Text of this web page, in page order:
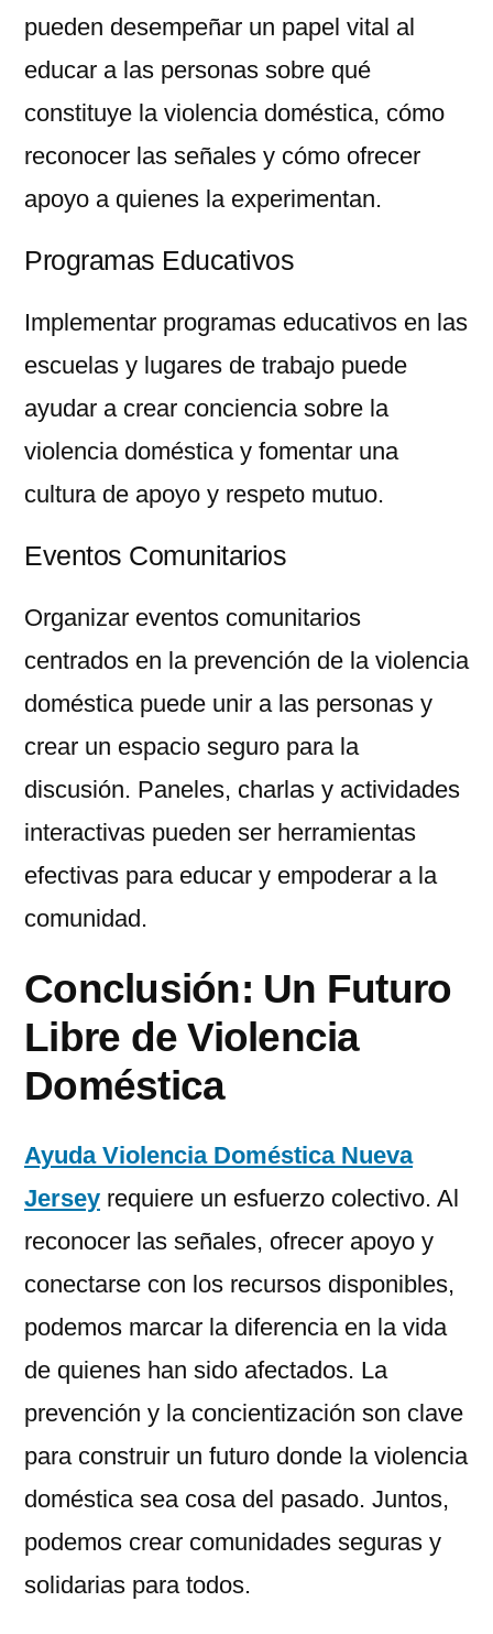
pueden desempeñar un papel vital al
educar a las personas sobre qué
constituye la violencia doméstica, cómo
reconocer las señales y cómo ofrecer
apoyo a quienes la experimentan.
Programas Educativos
Implementar programas educativos en las
escuelas y lugares de trabajo puede
ayudar a crear conciencia sobre la
violencia doméstica y fomentar una
cultura de apoyo y respeto mutuo.
Eventos Comunitarios
Organizar eventos comunitarios
centrados en la prevención de la violencia
doméstica puede unir a las personas y
crear un espacio seguro para la
discusión. Paneles, charlas y actividades
interactivas pueden ser herramientas
efectivas para educar y empoderar a la
comunidad.
Conclusión: Un Futuro
Libre de Violencia
Doméstica
Ayuda Violencia Doméstica Nueva
Jersey requiere un esfuerzo colectivo. Al
reconocer las señales, ofrecer apoyo y
conectarse con los recursos disponibles,
podemos marcar la diferencia en la vida
de quienes han sido afectados. La
prevención y la concientización son clave
para construir un futuro donde la violencia
doméstica sea cosa del pasado. Juntos,
podemos crear comunidades seguras y
solidarias para todos.